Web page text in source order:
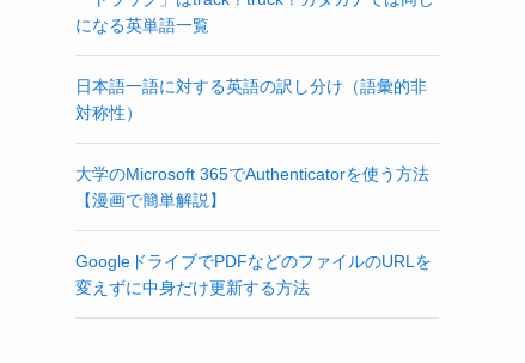
になる英単語一覧
日本語一語に対する英語の訳し分け（語彙的非
対称性）
大学のMicrosoft 365でAuthenticatorを使う方法
【漫画で簡単解説】
GoogleドライブでPDFなどのファイルのURLを
変えずに中身だけ更新する方法